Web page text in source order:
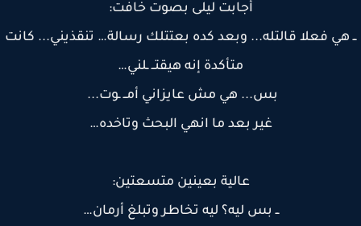
أجابت ليلى بصوت خافت:
هي فعلا قالتله... وبعد كده بعتتلك رسالة… تنقذيني... كانت
متأكدة إنه هيقتــ ـلني…
بس... هي مش عايزاني أمــ ـوت...
غير بعد ما انهي البحث وتاخده…
عالية بعينين متسعتين:
ــ بس ليه؟ ليه تخاطر وتبلغ أرمان…